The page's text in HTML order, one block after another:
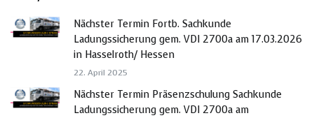
Nächster Termin Fortb. Sachkunde
Ladungssicherung gem. VDI 2700a am 17.03.2026
in Hasselroth/ Hessen
22. April 2025
Nächster Termin Präsenzschulung Sachkunde
Ladungssicherung gem. VDI 2700a am